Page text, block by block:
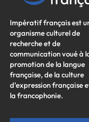
Impératif français est
organisme culturel de
recherche et de
communication voué à
promotion de la langue
française, de la culture
d’expression française
la francophonie.